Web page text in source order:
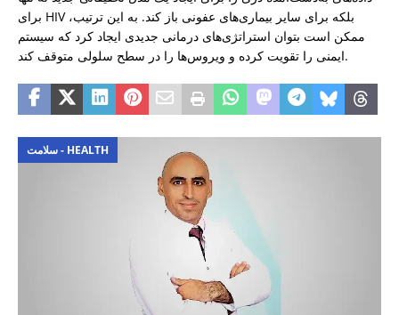
برای HIV بلکه برای سایر بیماری‌های عفونی باز کند. به این ترتیب،
ممکن است بتوان استراتژی‌های درمانی جدیدی ایجاد کرد که سیستم
ایمنی را تقویت کرده و ویروس‌ها را در سطح سلولی متوقف کند.
سلامت - HEALTH